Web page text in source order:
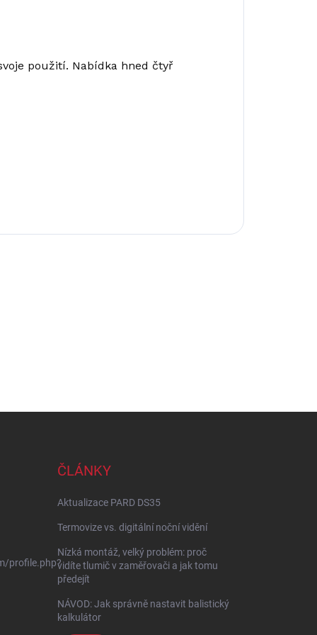
použití. Nabídka hned čtyř
profile.php?
ČLÁNKY
Aktualizace PARD DS35
Termovize vs. digitální noční vidění
Nízká montáž, velký problém: proč
vidíte tlumič v zaměřovači a jak tomu
předejít
NÁVOD: Jak správně nastavit balistický
kalkulátor